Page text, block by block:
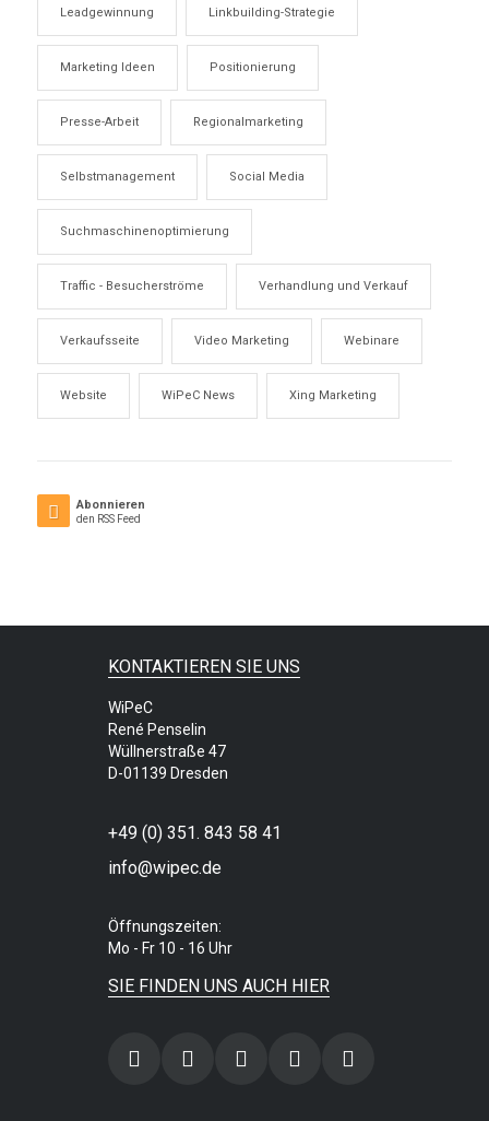
Leadgewinnung Linkbuilding-Strategie
Marketing Ideen Positionierung
Presse-Arbeit Regionalmarketing
Selbstmanagement Social Media
Suchmaschinenoptimierung
Traffic - Besucherströme Verhandlung und Verkauf
Verkaufsseite Video Marketing Webinare
Website WiPeC News Xing Marketing
Abonnieren
den RSS Feed
KONTAKTIEREN SIE UNS
WiPeC
René Penselin
Wüllnerstraße 47
D-01139 Dresden
+49 (0) 351. 843 58 41
info@wipec.de
Öffnungszeiten:
Mo - Fr 10 - 16 Uhr
SIE FINDEN UNS AUCH HIER